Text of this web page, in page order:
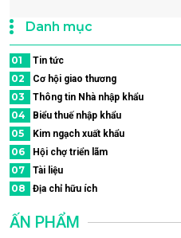
Danh mục
01 Tin tức
02 Cơ hội giao thương
03 Thông tin Nhà nhập khẩu
04 Biểu thuế nhập khẩu
05 Kim ngạch xuất khẩu
06 Hội chợ triển lãm
07 Tài liệu
08 Địa chỉ hữu ích
ẤN PHẨM